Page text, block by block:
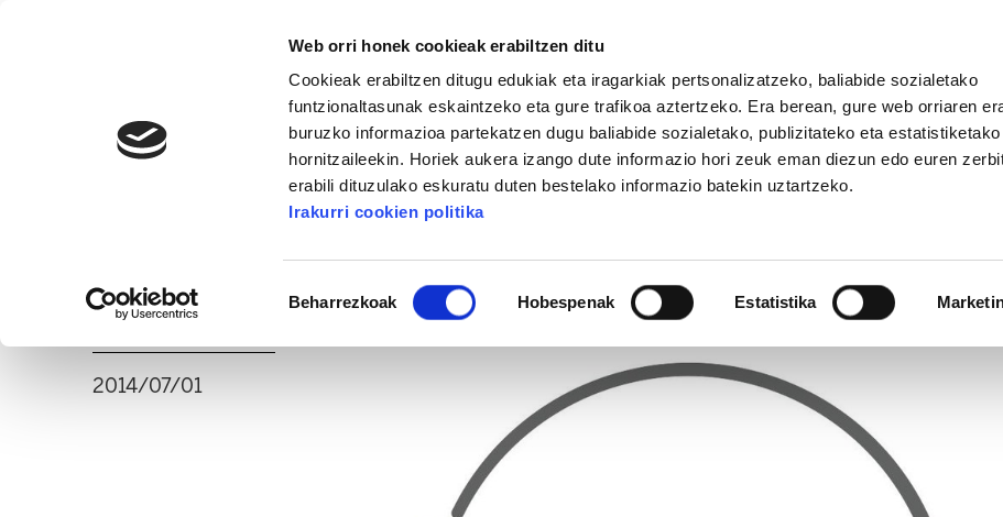
Web orri honek cookieak erabiltzen ditu
Cookieak erabiltzen ditugu edukiak eta iragarkiak pertsonalizatzeko, baliabide sozialetako
funtzionaltasunak eskaintzeko eta gure trafikoa aztertzeko. Era berean, gure web orriaren
buruzko informazioa partekatzen dugu baliabide sozialetako, publizitateko eta
hornitzaileekin. Horiek aukera izango dute informazio hori zeuk eman diezun edo euren
erabili dituzulako eskuratu duten bestelako informazio batekin uztartzeko.
Irakurri cookien politika
Beharrezkoak Hobespenak Estatistika
MANU ROBLES-ARANGIZ FUNDAZIOA BIDELAGUN FUNDAZIOA
ELAren web orriaren helbide berria ela-
da
2014/07/01